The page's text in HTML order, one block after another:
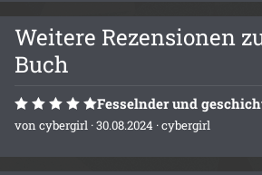
Weitere Rezensionen
Buch
Fesselnder und
voncybergirl · 30.08.2024 ·cybergirl